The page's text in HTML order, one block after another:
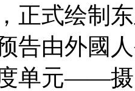
正式绘制
告由外國
单元——摄